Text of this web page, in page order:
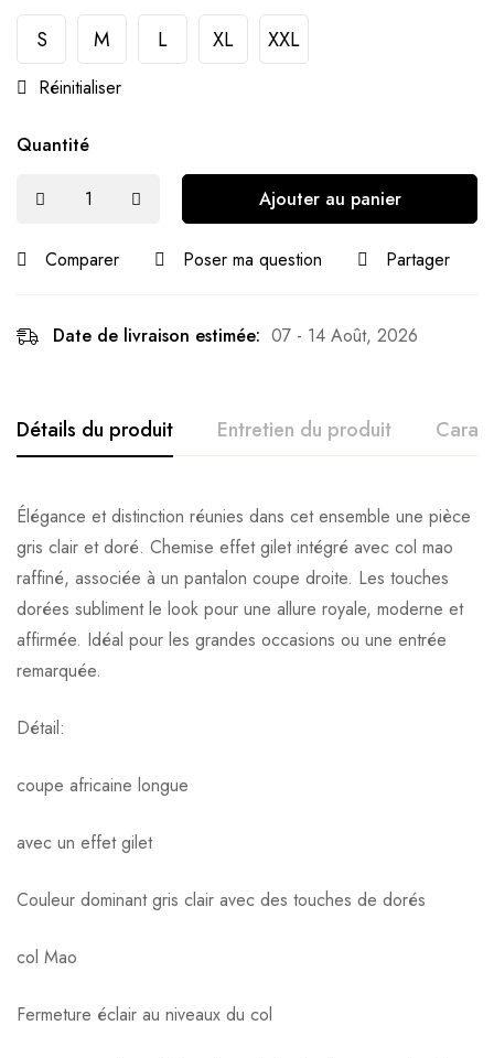
S M L XL XXL
Réinitialiser
Quantité
Ajouter au panier
Comparer Poser ma question Partager
Date de livraison estimée: 07 - 14 Août, 2026
Détails du produit Entretien du produit
Élégance et distinction réunies dans cet ensemble une pièce
gris clair et doré. Chemise effet gilet intégré avec col mao
raffiné, associée à un pantalon coupe droite. Les touches
dorées subliment le look pour une allure royale, moderne et
affirmée. Idéal pour les grandes occasions ou une entrée
remarquée.
Détail:
coupe africaine longue
avec un effet gilet
Couleur dominant gris clair avec des touches de dorés
col Mao
Fermeture éclair au niveaux du col